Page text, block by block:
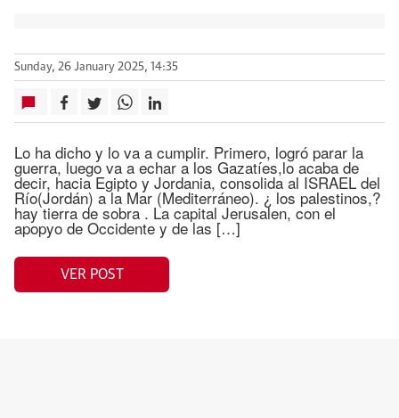
Sunday, 26 January 2025, 14:35
Lo ha dicho y lo va a cumplir. Primero, logró parar la
guerra, luego va a echar a los Gazatíes,lo acaba de
decir, hacia Egipto y Jordania, consolida al ISRAEL del
Río(Jordán) a la Mar (Mediterráneo). ¿ los palestinos,?
hay tierra de sobra . La capital Jerusalen, con el
apopyo de Occidente y de las […]
VER POST